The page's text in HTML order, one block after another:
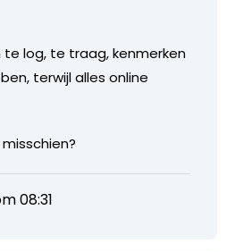
te log, te traag, kenmerken
terwijl alles online
08:31